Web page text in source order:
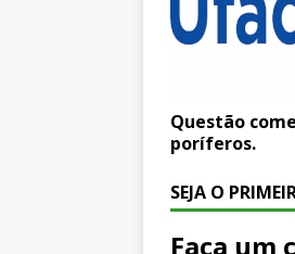
Questão
poríferos.
SEJA O
Faça um